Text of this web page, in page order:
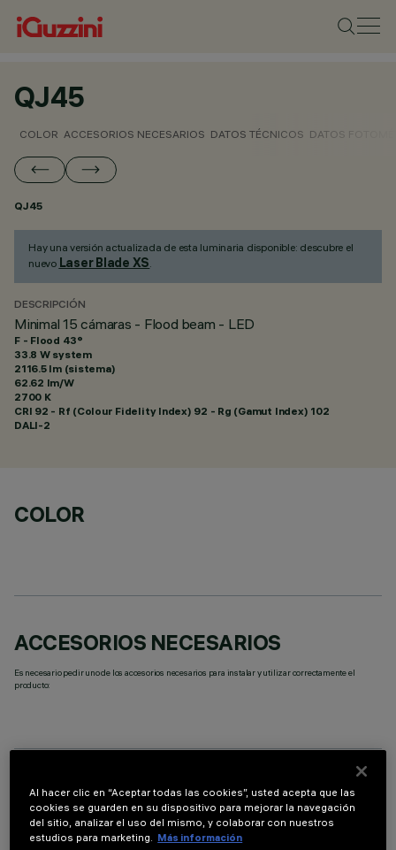
QJ45
COLOR ACCESORIOS NECESARIOS DATOS TÉCNICOS DATOS
QJ45
Hay una versión actualizada de esta luminaria disponible: descubre el
nuevo Laser Blade XS.
DESCRIPCIÓN
Minimal 15 cámaras - Flood beam - LED
F - Flood 43°
33.8 W system
2116.5 lm (sistema)
62.62 lm/W
2700 K
CRI 92 - Rf (Colour Fidelity Index) 92 - Rg (Gamut Index) 102
DALI-2
COLOR
ACCESORIOS NECESARIOS
Es necesario pedir uno de los accesorios necesarios para instalar y utilizar correctamente el
producto:
DATOS TÉCNICOS
ÚLTIMA ACTUALIZACIÓN: 06/08/2026
Al hacer clic en “Aceptar todas las cookies”, usted acepta que las
cookies se guarden en su dispositivo para mejorar la navegación
del sitio, analizar el uso del mismo, y colaborar con nuestros
estudios para marketing. Más información